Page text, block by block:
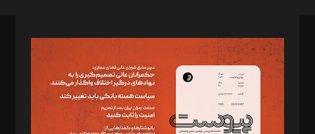
مدیر مسئول: محمدباقر اثنی‌عشری
سردبیر: مهرک محمودی
دبیر تحریریه: میثم قاسمی
د‌بیر ناداستان: سمانه سمیع
د‌بیر خدمت و تجارت: ابوالفضل رجبی